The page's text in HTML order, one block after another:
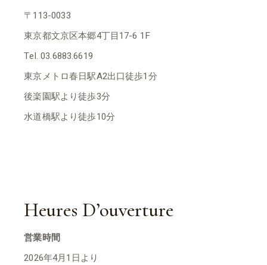
〒113-0033
東京都文京区本郷4丁目17-6 1F
Tel. 03.6883.6619
東京メトロ春日駅A2出口徒歩1分
後楽園駅より徒歩3分
水道橋駅より徒歩10分
Heures D’ouverture
営業時間
2026年4月1日より